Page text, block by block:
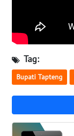
Tag:
Bupati Tapteng
KALTARA
WN
KALSEL
WN
WN